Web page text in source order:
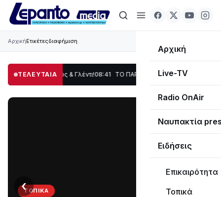
Αρχική
Live-TV
Radio OnAir
Ναυπακτία
Ειδήσεις
Επικαιρότητα
Τοπικά
ΑρχικήΕτικέτεςδιαφήμιση
ΤΕΛΕΥΤΑΙΑ
Χορός & Γλέντι! 08:41 ΤΟ ΠΑΡΤΥ ΣΥΝΕΧΙΖΕΤΑΙ… 19:47 Στο σκοτάδι
ΤΟΠΙΚΆ
‹